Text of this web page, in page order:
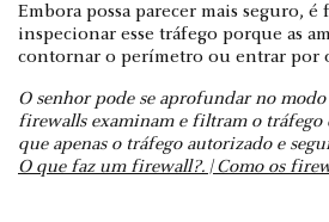
Embora possa parecer mais seguro,
inspecionar esse tráfego porque as
contornar o perímetro ou entrar por
O senhor pode se aprofundar no modo
firewalls examinam e filtram o tráfego
que apenas o tráfego autorizado e
O que faz um firewall?. | Como os